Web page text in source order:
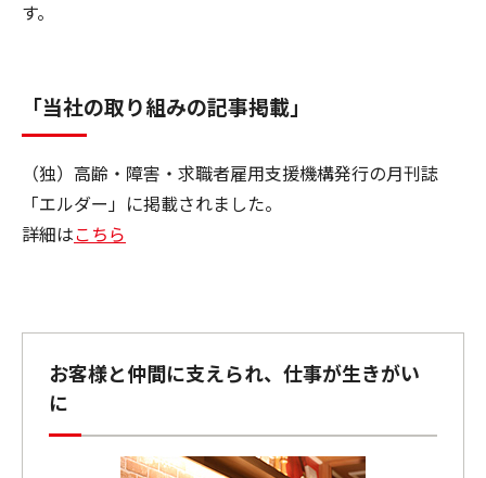
す。
「当社の取り組みの記事掲載」
（独）高齢・障害・求職者雇用支援機構発行の月刊誌
「エルダー」に掲載されました。
詳細はこちら
お客様と仲間に支えられ、仕事が生きがい
に